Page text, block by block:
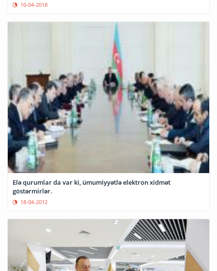
10-04-2018
Elə qurumlar da var ki, ümumiyyətlə elektron xidmət
göstərmirlər.
18-04-2012